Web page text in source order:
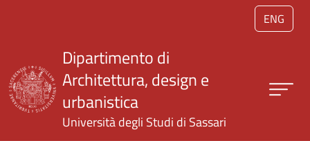
Salta al contenuto principale
ENG
Dipartimento di
Architettura, design e
urbanistica
Università degli Studi di Sassari